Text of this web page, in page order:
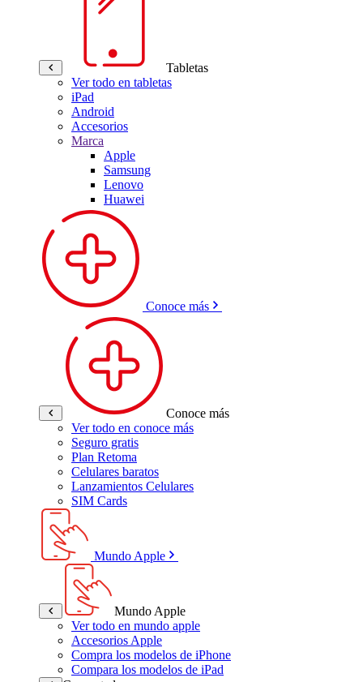
Tabletas
Ver todo en tabletas
iPad
Android
Accesorios
Marca
Apple
Samsung
Lenovo
Huawei
Conoce más
Conoce más
Ver todo en conoce más
Seguro gratis
Plan Retoma
Celulares baratos
Lanzamientos Celulares
SIM Cards
Mundo Apple
Mundo Apple
Ver todo en mundo apple
Accesorios Apple
Compra los modelos de iPhone
Compara los modelos de iPad